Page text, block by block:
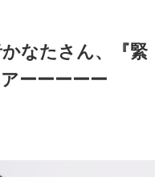
かなたさん、『緊
ーーーーー